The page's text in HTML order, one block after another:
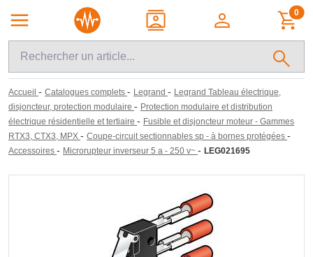
0
Accueil - Catalogues complets - Legrand - Legrand Tableau électrique,
disjoncteur, protection modulaire - Protection modulaire et distribution
électrique résidentielle et tertiaire - Fusible et disjoncteur moteur - Gammes
RTX3, CTX3, MPX - Coupe-circuit sectionnables sp - à bornes protégées -
Accessoires - Microrupteur inverseur 5 a - 250 v~ - LEG021695